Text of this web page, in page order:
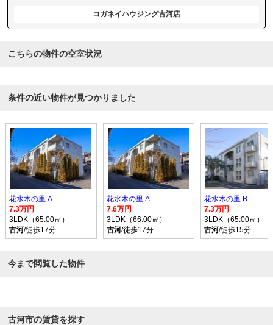
コガネイハウジング古河店
こちらの物件の空室状況
条件の近い物件が見つかりました
花水木の里 A
7.3万円
3LDK（65.00㎡）
古河/徒歩17分
花水木の里 A
7.6万円
3LDK（66.00㎡）
古河/徒歩17分
花水木の里 B
7.3万円
3LDK（65.00㎡）
古河/徒歩15分
今まで閲覧した物件
古河市の賃貸を探す